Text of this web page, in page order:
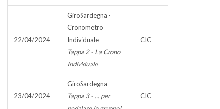
22/04/2024
GiroSardegna -
Cronometro
Individuale
Tappa 2 - La Crono
Individuale
CIC
23/04/2024
GiroSardegna
Tappa 3 - ... per
CIC